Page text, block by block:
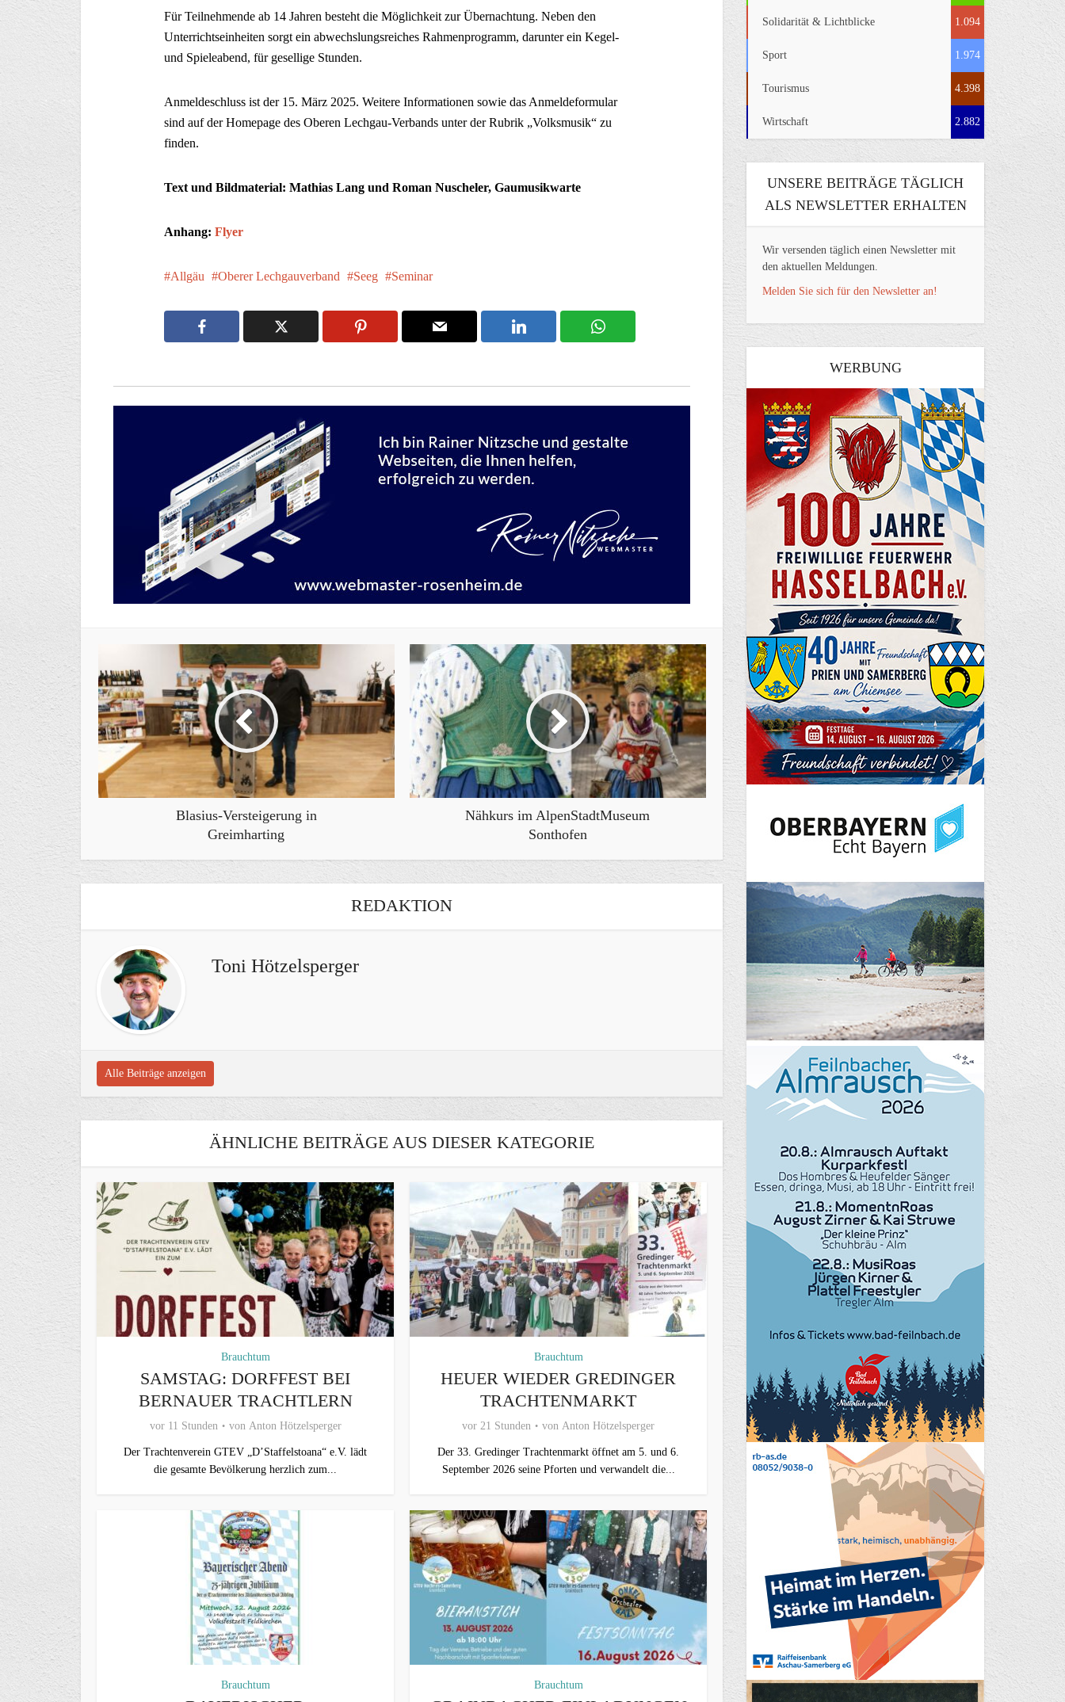
Für Teilnehmende ab 14 Jahren besteht die Möglichkeit zur Übernachtung. Neben den
Unterrichtseinheiten sorgt ein abwechslungsreiches Rahmenprogramm, darunter ein Kegel-
und Spieleabend, für gesellige Stunden.
Anmeldeschluss ist der 15. März 2025. Weitere Informationen sowie das Anmeldeformular
sind auf der Homepage des Oberen Lechgau-Verbands unter der Rubrik „Volksmusik“ zu
finden.
Text und Bildmaterial: Mathias Lang und Roman Nuscheler, Gaumusikwarte
Anhang: Flyer
Allgäu Oberer Lechgauverband Seeg Seminar
Blasius-Versteigerung in
Greimharting
Nähkurs im AlpenStadtMuseum
Sonthofen
REDAKTION
Toni Hötzelsperger
Alle Beiträge anzeigen
ÄHNLICHE BEITRÄGE AUS DIESER KATEGORIE
Brauchtum
SAMSTAG: DORFFEST BEI
BERNAUER TRACHTLERN
vor 11 Stunden von Anton Hötzelsperger
Der Trachtenverein GTEV „D’Staffelstoana“ e.V. lädt
die gesamte Bevölkerung herzlich zum...
Brauchtum
HEUER WIEDER GREDINGER
TRACHTENMARKT
vor 21 Stunden von Anton Hötzelsperger
Der 33. Gredinger Trachtenmarkt öffnet am 5. und 6.
September 2026 seine Pforten und verwandelt die...
Brauchtum Brauchtum
Solidarität & Lichtblicke 1.094
Sport 1.974
Tourismus 4.398
Wirtschaft 2.882
UNSERE BEITRÄGE TÄGLICH
ALS NEWSLETTER ERHALTEN
Wir versenden täglich einen Newsletter mit
den aktuellen Meldungen.
Melden Sie sich für den Newsletter an!
WERBUNG